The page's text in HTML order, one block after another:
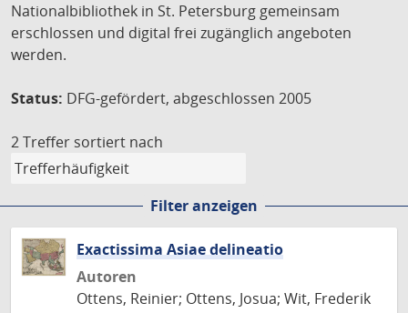
Nationalbibliothek in St. Petersburg gemeinsam
erschlossen und digital frei zugänglich angeboten
werden.
Status: DFG-gefördert, abgeschlossen 2005
2 Treffer sortiert nach
Filter anzeigen
Exactissima Asiae delineatio
Autoren
Ottens, Reinier; Ottens, Josua; Wit, Frederik